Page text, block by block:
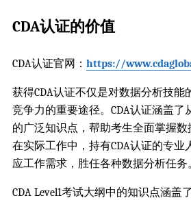
CDA认证的价值
CDA认证官网： https://
获得CDA认证不仅是对数据分析技能
竞争力的重要途径。CDA认证涵盖了
的广泛知识点，帮助考生全面掌握数
在实际工作中，持有CDA认证的专业
应工作需求，胜任各种数据分析任务
CDA Level1考试大纲中的知识点涵盖